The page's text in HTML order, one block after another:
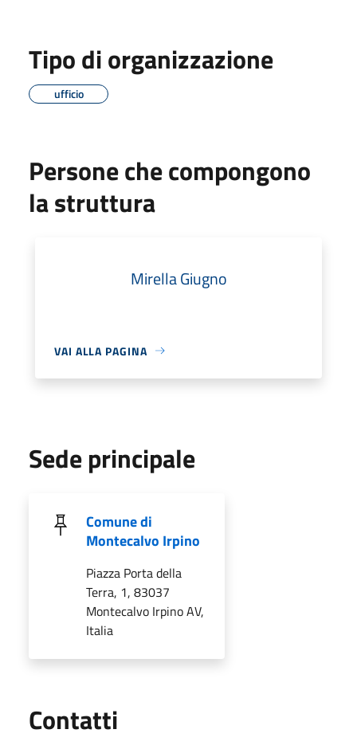
Tipo di organizzazione
ufficio
Persone che compongono
la struttura
Mirella Giugno
VAI ALLA PAGINA
Sede principale
Comune di
Montecalvo Irpino
Piazza Porta della
Terra, 1, 83037
Montecalvo Irpino AV,
Italia
Contatti